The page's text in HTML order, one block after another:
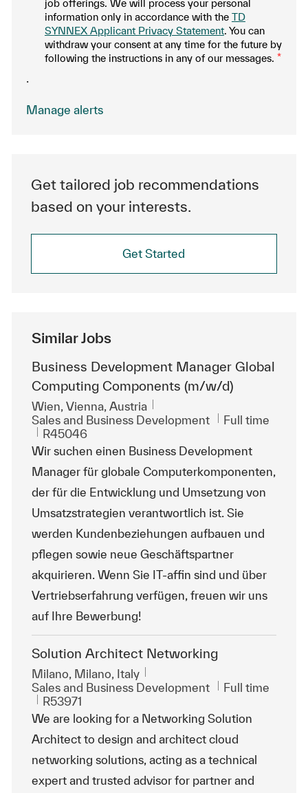
job offerings. We will process your personal
information only in accordance with the TD
SYNNEX Applicant Privacy Statement. You can
withdraw your consent at any time for the future by
following the instructions in any of our messages. *
Manage alerts
Get tailored job recommendations
based on your interests.
Get Started
Similar Jobs
Business Development Manager Global
Computing Components (m/w/d)
Location
Wien, Vienna, Austria
Category
Sales and Business Development Job Type
Full time
ReqId
R45046
Wir suchen einen Business Development
Manager für globale Computerkomponenten,
der für die Entwicklung und Umsetzung von
Umsatzstrategien verantwortlich ist. Sie
werden Kundenbeziehungen aufbauen und
pflegen sowie neue Geschäftspartner
akquirieren. Wenn Sie IT-affin sind und über
Vertriebserfahrung verfügen, freuen wir uns
auf Ihre Bewerbung!
Solution Architect Networking
Location
Milano, Milano, Italy
Category
Sales and Business Development Job Type
Full time
ReqId
R53971
We are looking for a Networking Solution
Architect to design and architect cloud
networking solutions, acting as a technical
expert and trusted advisor for partner and